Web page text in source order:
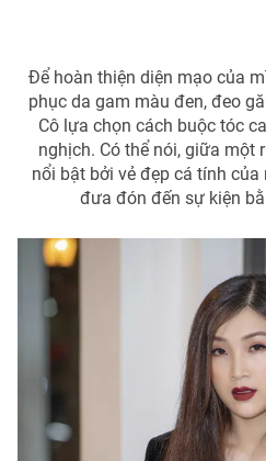
Để hoàn thiện diện mạo của
phục da gam màu đen, đeo
Cô lựa chọn cách buộc tóc
nghịch. Có thể nói, giữa một
nổi bật bởi vẻ đẹp cá tính
đưa đón đến sự kiện